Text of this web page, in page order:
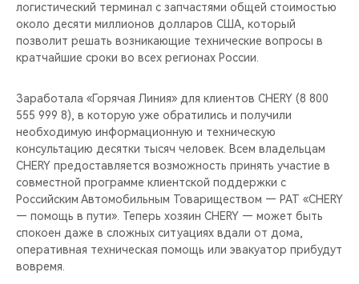
логистический терминал с запчастями общей стоимостью
около десяти миллионов долларов США, который
позволит решать возникающие технические вопросы в
кратчайшие сроки во всех регионах России.
Заработала «Горячая Линия» для клиентов CHERY (8 800
555 999 8), в которую уже обратились и получили
необходимую информационную и техническую
консультацию десятки тысяч человек. Всем владельцам
CHERY предоставляется возможность принять участие в
совместной программе клиентской поддержки с
Российским Автомобильным Товариществом — РАТ «CHERY
— помощь в пути». Теперь хозяин CHERY — может быть
спокоен даже в сложных ситуациях вдали от дома,
оперативная техническая помощь или эвакуатор прибудут
вовремя.